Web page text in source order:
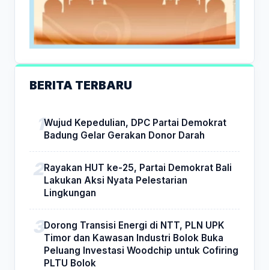
BERITA TERBARU
Wujud Kepedulian, DPC Partai Demokrat
Badung Gelar Gerakan Donor Darah
Rayakan HUT ke-25, Partai Demokrat Bali
Lakukan Aksi Nyata Pelestarian
Lingkungan
Dorong Transisi Energi di NTT, PLN UPK
Timor dan Kawasan Industri Bolok Buka
Peluang Investasi Woodchip untuk Cofiring
PLTU Bolok